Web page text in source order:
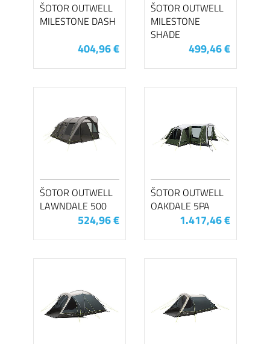
ŠOTOR OUTWELL
MILESTONE DASH
404,96 €
ŠOTOR OUTWELL
MILESTONE
SHADE
499,46 €
ŠOTOR OUTWELL
LAWNDALE 500
524,96 €
ŠOTOR OUTWELL
OAKDALE 5PA
1.417,46 €